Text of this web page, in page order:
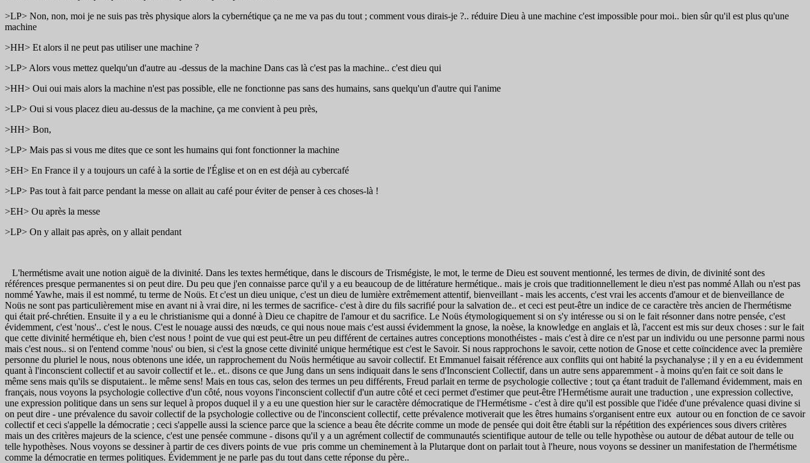
>LP> Non, non, moi je ne suis pas très physique alors la cybernétique ça ne me va pas du tout ; comment vous dirais-je ?.. réduire Dieu à une machine c'est impossible pour moi.. bien sûr qu'il est plus qu'une
machine
>HH> Et alors il ne peut pas utiliser une machine ?
>LP> Alors vous mettez quelqu'un d'autre au -dessus de la machine Dans cas là c'est pas la machine.. c'est dieu qui
>HH> Oui oui mais alors la machine n'est pas possible, elle ne fonctionne pas sans des humains, sans quelqu'un d'autre qui l'anime
>LP> Oui si vous placez dieu au-dessus de la machine, ça me convient à peu près,
>HH> Bon,
>LP> Mais pas si vous me dites que ce sont les humains qui font fonctionner la machine
>EH> En France il y a toujours un café à la sortie de l'Église et on en est déjà au cybercafé
>LP> Pas tout à fait parce pendant la messe on allait au café pour éviter de penser à ces choses-là !
>EH> Ou après la messe
>LP> On y allait pas après, on y allait pendant
L'hermétisme avait une notion aiguë de la divinité. Dans les textes hermétique, dans le discours de Trismégiste, le mot, le terme de Dieu est souvent mentionné, les termes de divin, de divinité sont des
références presque permanentes si on peut dire. Du peu que j'en connaisse parce qu'il y a eu beaucoup de de littérature hermétique.. mais je crois que traditionnellement le dieu n'est pas nommé Allah ou n'est pas
nommé Yawhe, mais il est nommé, tu terme de Noüs. Et c'est un dieu unique, c'est un dieu de lumière extrêmement attentif, bienveillant - mais les accents, c'est vrai les accents d'amour et de bienveillance de
Noüs ne sont pas particulièrement mise en avant ni à vrai dire, ni les termes de sacrifice- c'est à dire du fils sacrifié pour la salvation de.. et ceci est peut-être un indice de ce caractère très ancien de l'hermétisme
qui était pré-chrétien. Ensuite il y a eu le christianisme qui a donné à Dieu ce chapitre de l'amour et du sacrifice. Le Noüs étymologiquement si on s'y intéresse ou si on le fait résonner dans notre pensée, c'est
évidemment, c'est 'nous'.. c'est le nous. C'est le nouage aussi des nœuds, ce qui nous noue mais c'est aussi évidemment la gnose, la noèse, la knowledge en anglais et là, l'accent est mis sur deux choses : sur le fait
que cette divinité hermétique eh, bien c'est nous ! point de vue qui est peut-être un peu différent de certaines autres conceptions monothéistes - mais c'est à dire ce n'est par un individu ou une personne parmi nous
mais c'est nous.. si on l'entend comme 'nous' ou bien, si c'est la gnose cette divinité unique hermétique est c'est le Savoir. Si nous rapprochons le savoir, cette notion de Gnose et cette coïncidence avec la première
personne du pluriel le nous, nous obtenons une idée, un rapprochement du Noüs hermétique au savoir collectif. Et Emmanuel faisait référence aux conflits qui ont habité la psychanalyse ; il y en a eu évidemment
quant à l'inconscient collectif et au savoir collectif et le.. et.. disons ce que Jung dans un sens indiquait dans le sens d'Inconscient Collectif, dans un autre sens apparemment - à moins qu'en fait ce soit dans le
même sens mais qu'ils se disputaient.. le même sens! Mais en tous cas, selon des termes un peu différents, Freud parlait en terme de psychologie collective ; tout ça étant traduit de l'allemand évidemment, mais en
français, nous voyons la psychologie collective d'un côté, nous voyons l'inconscient collectif d'un autre côté et ceci permet d'estimer que peut-être l'Hermétisme aurait une traduction , une expression collective,
une expression politique dans un sens sur lequel à propos duquel il y a eu une question hier sur le caractère démocratique de l'Hermétisme - c'est à dire qu'il est possible que l'idée d'une prévalence quasi divine si
on peut dire - une prévalence du savoir collectif de la psychologie collective ou de l'inconscient collectif, cette prévalence motiverait que les êtres humains s'organisent entre eux autour ou en fonction de ce savoir
collectif et ceci s'appelle la démocratie ; ceci s'appelle aussi la science parce que la science a beau ête décrite comme un mode de pensée qui doit être établi sur la répétition des expériences sous divers critères
mais un des critères majeurs de la science, c'est une pensée commune - disons qu'il y a un agrément collectif de communautés scientifique autour de telle ou telle hypothèse ou autour de débat autour de telle ou
telle hypothèses. Nous voyons se dessiner à partir de ces divers points de vue pris comme un cheminement à la Plutarque dont on parlait tout à l'heure, nous voyons se dessiner un manifestation de l'hermétisme
comme la démocratie en termes politiques. Évidemment je ne parle pas du tout dans cette réponse du père..